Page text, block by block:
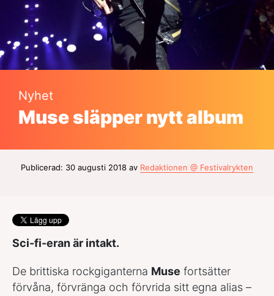
Nyhet
Muse släpper nytt album
Publicerad: 30 augusti 2018 av Redaktionen @ Festivalrykten
Sci-fi-eran är intakt.
De brittiska rockgiganterna Muse fortsätter
förvåna, förvränga och förvrida sitt egna alias –